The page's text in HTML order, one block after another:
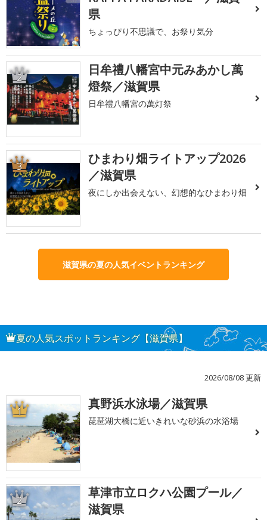
県
ちょっぴり不思議で、お祭り気分
2
日牟禮八幡宮中元みあかし萬
燈祭／滋賀県
日牟禮八幡宮の萬灯祭
3
ひまわり畑ライトアップ2026
／滋賀県
夜にしか出会えない、幻想的なひまわり畑
滋賀県の夏の人気イベントランキング
夏の人気スポットランキング【滋賀県】
2026/08/08 更新
1 真野浜水泳場／滋賀県
琵琶湖大橋に近いきれいな砂浜の水浴場
2
草津市立ロクハ公園プール／
滋賀県